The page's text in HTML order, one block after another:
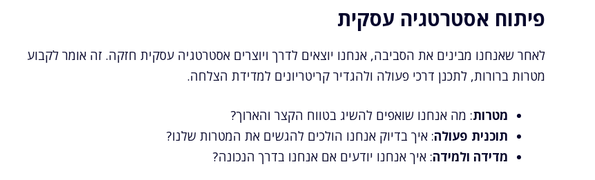
פיתוח אסטרטגיה עסקית
לאחר שאנחנו מבינים את הסביבה, אנחנו יוצאים לדרך ויוצרים אסטרטגיה עסקית חזקה. זה אומר לקבוע
מטרות ברורות, לתכנן דרכי פעולה ולהגדיר קריטריונים למדידת הצלחה.
מטרות: מה אנחנו שואפים להשיג בטווח הקצר והארוך?
תוכנית פעולה: איך בדיוק אנחנו הולכים להגשים את המטרות שלנו?
מדידה ולמידה: איך אנחנו יודעים אם אנחנו בדרך הנכונה?